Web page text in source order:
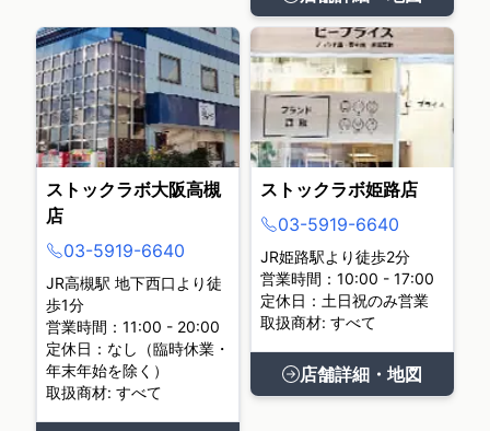
ストックラボ大阪高槻
店
03-5919-6640
JR高槻駅 地下西口より徒
歩1分
営業時間：11:00 - 20:00
定休日：なし（臨時休業・
年末年始を除く）
取扱商材: すべて
ストックラボ姫路店
03-5919-6640
JR姫路駅より徒歩2分
営業時間：10:00 - 17:00
定休日：土日祝のみ営業
取扱商材: すべて
店舗詳細・地図